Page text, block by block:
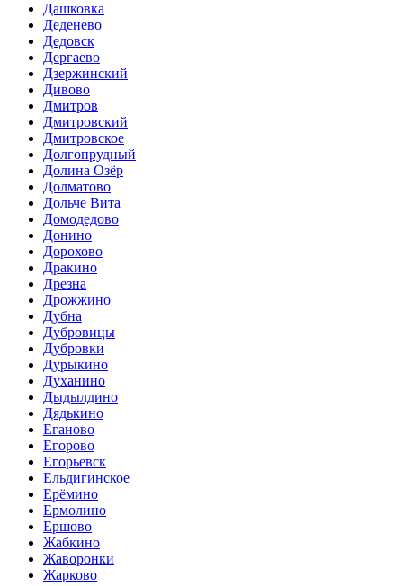
Дашковка
Деденево
Дедовск
Дергаево
Дзержинский
Дивово
Дмитров
Дмитровский
Дмитровское
Долгопрудный
Долина Озёр
Долматово
Дольче Вита
Домодедово
Донино
Дорохово
Дракино
Дрезна
Дрожжино
Дубна
Дубровицы
Дубровки
Дурыкино
Духанино
Дыдылдино
Дядькино
Еганово
Егорово
Егорьевск
Ельдигинское
Ерёмино
Ермолино
Ершово
Жабкино
Жаворонки
Жарково